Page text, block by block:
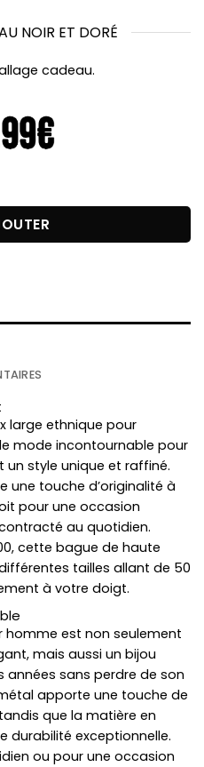
NOIR ET DORÉ
cadeau.
large ethnique pour
mode incontournable pour
un style unique et raffiné.
une touche d’originalité à
pour une occasion
au quotidien.
cette bague de haute
tailles allant de 50
à votre doigt.
est non seulement
mais aussi un bijou
années sans perdre de son
apporte une touche de
que la matière en
durabilité exceptionnelle.
ou pour une occasion